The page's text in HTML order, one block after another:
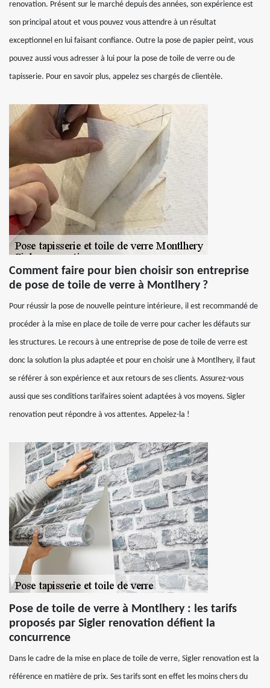
renovation. Présent sur le marché depuis des années, son expérience est
son principal atout et vous pouvez vous attendre à un résultat
exceptionnel en lui faisant confiance. Outre la pose de papier peint, vous
pouvez aussi vous adresser à lui pour la pose de toile de verre ou de
tapisserie. Pour en savoir plus, appelez ses chargés de clientèle.
Comment faire pour bien choisir son entreprise
de pose de toile de verre à Montlhery ?
Pour réussir la pose de nouvelle peinture intérieure, il est recommandé de
procéder à la mise en place de toile de verre pour cacher les défauts sur
les structures. Le recours à une entreprise de pose de toile de verre est
donc la solution la plus adaptée et pour en choisir une à Montlhery, il faut
se référer à son expérience et aux retours de ses clients. Assurez-vous
aussi que ses conditions tarifaires soient adaptées à vos moyens. Sigler
renovation peut répondre à vos attentes. Appelez-la !
Pose de toile de verre à Montlhery : les tarifs
proposés par Sigler renovation défient la
concurrence
Dans le cadre de la mise en place de toile de verre, Sigler renovation est la
référence en matière de prix. Ses tarifs sont en effet les moins chers du